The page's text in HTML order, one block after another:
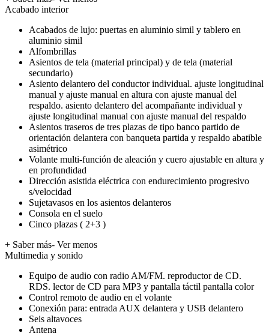
Acabado interior
Acabados de lujo: puertas en aluminio simil y tablero en
aluminio simil
Alfombrillas
Asientos de tela (material principal) y de tela (material
secundario)
Asiento delantero del conductor individual. ajuste longitudinal
manual y ajuste manual en altura con ajuste manual del
respaldo. asiento delantero del acompañante individual y
ajuste longitudinal manual con ajuste manual del respaldo
Asientos traseros de tres plazas de tipo banco partido de
orientación delantera con banqueta partida y respaldo abatible
asimétrico
Volante multi-función de aleación y cuero ajustable en altura y
en profundidad
Dirección asistida eléctrica con endurecimiento progresivo
s/velocidad
Sujetavasos en los asientos delanteros
Consola en el suelo
Cinco plazas ( 2+3 )
+ Saber más- Ver menos
Multimedia y sonido
Equipo de audio con radio AM/FM. reproductor de CD.
RDS. lector de CD para MP3 y pantalla táctil pantalla color
Control remoto de audio en el volante
Conexión para: entrada AUX delantera y USB delantero
Seis altavoces
Antena